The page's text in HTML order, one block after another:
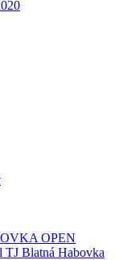
OPEN
Blatná Habovka